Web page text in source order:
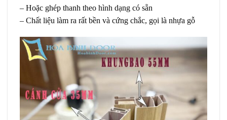
– Hoặc ghép thanh theo hình dạng có sẵn
– Chất liệu làm ra rất bền và cứng chắc, gọi là nhựa gỗ